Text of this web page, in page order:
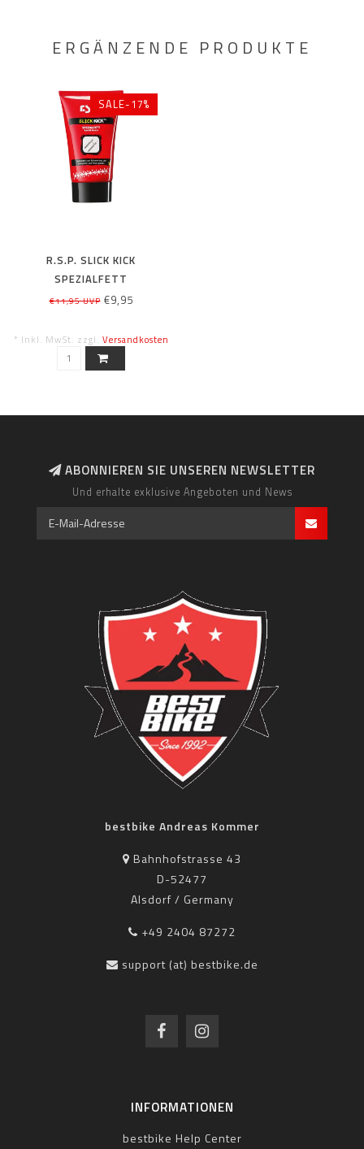
ERGÄNZENDE PRODUKTE
SALE-17%
R.S.P. SLICK KICK
SPEZIALFETT
€11,95 UVP€9,95
* Inkl. MwSt. zzgl. Versandkosten
ABONNIEREN SIE UNSEREN NEWSLETTER
Und erhalte exklusive Angeboten und News
bestbike Andreas Kommer
Bahnhofstrasse 43
D-52477
Alsdorf / Germany
+49 2404 87272
support (at) bestbike.de
INFORMATIONEN
bestbike Help Center